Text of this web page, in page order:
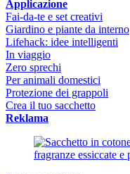
Applicazione
Fai-da-te e set creativi
Giardino e piante da interno
Lifehack: idee intelligenti
In viaggio
Zero sprechi
Per animali domestici
Protezione dei grappoli
Crea il tuo sacchetto
Reklama